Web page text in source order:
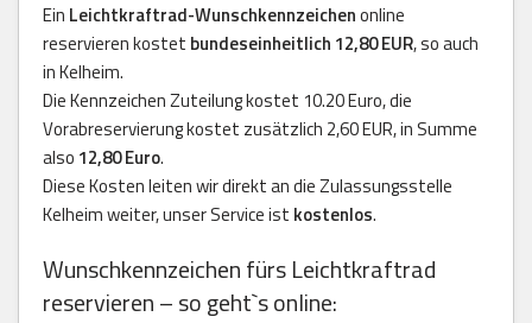
Ein Leichtkraftrad-Wunschkennzeichenonline
reservieren kostet bundeseinheitlich 12,80 EUR, so auch
in Kelheim.
Die Kennzeichen Zuteilung kostet 10.20 Euro, die
Vorabreservierung kostet zusätzlich 2,60 EUR, in Summe
also 12,80 Euro.
Diese Kosten leiten wir direkt an die Zulassungsstelle
Kelheim weiter, unser Service ist kostenlos.
Wunschkennzeichen fürs Leichtkraftrad
reservieren – so geht`s online: